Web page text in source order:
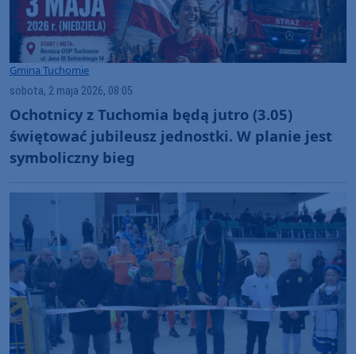
Gmina Tuchomie
sobota, 2 maja 2026, 08:05
Ochotnicy z Tuchomia będą jutro (3.05)
świętować jubileusz jednostki. W planie jest
symboliczny bieg